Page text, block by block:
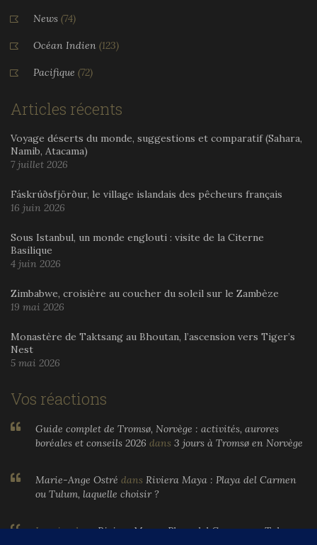
News (74)
Océan Indien (123)
Pacifique (72)
Articles récents
Voyage déserts du monde, suggestions et comparatif (Sahara,
Namib, Atacama)
7 juillet 2026
Fáskrúðsfjörður, le village islandais des pêcheurs français
16 juin 2026
Sous Istanbul, un monde englouti : visite de la Citerne
Basilique
4 juin 2026
Zimbabwe, croisière au coucher du soleil sur le Zambèze
19 mai 2026
Monastère de Taktsang au Bhoutan, l’ascension vers Tiger’s
Nest
5 mai 2026
Vos réactions
Guide complet de Tromsø, Norvège : activités, aurores
boréales et conseils 2026 dans 3 jours à Tromsø en Norvège
Marie-Ange Ostré dans Riviera Maya : Playa del Carmen
ou Tulum, laquelle choisir ?
LarnierdansRiviera Maya : Playa del Carmen ou Tulum,